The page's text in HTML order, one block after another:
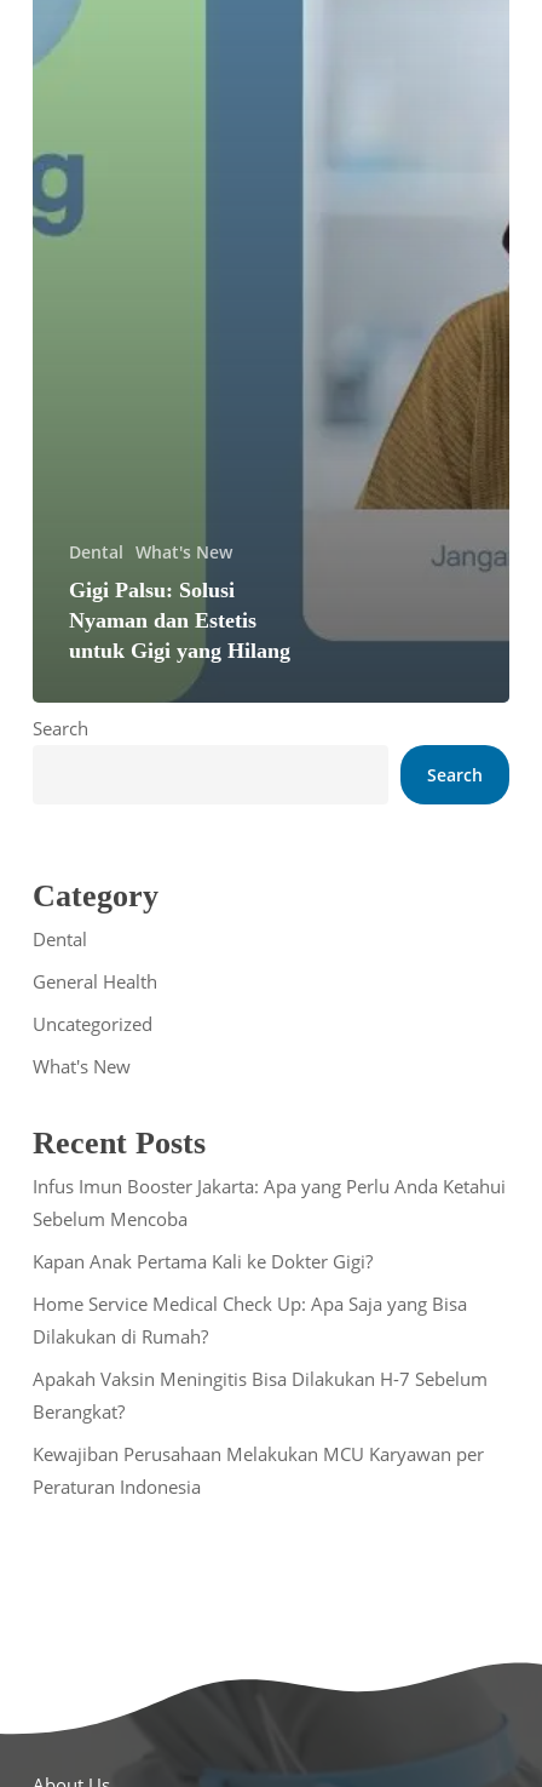
yang
Hilang
Dental What's New
Gigi Palsu: Solusi
Nyaman dan Estetis
untuk Gigi yang Hilang
Search
Search
Category
Dental
General Health
Uncategorized
What's New
Recent Posts
Infus Imun Booster Jakarta: Apa yang Perlu Anda Ketahui
Sebelum Mencoba
Kapan Anak Pertama Kali ke Dokter Gigi?
Home Service Medical Check Up: Apa Saja yang Bisa
Dilakukan di Rumah?
Apakah Vaksin Meningitis Bisa Dilakukan H-7 Sebelum
Berangkat?
Kewajiban Perusahaan Melakukan MCU Karyawan per
Peraturan Indonesia